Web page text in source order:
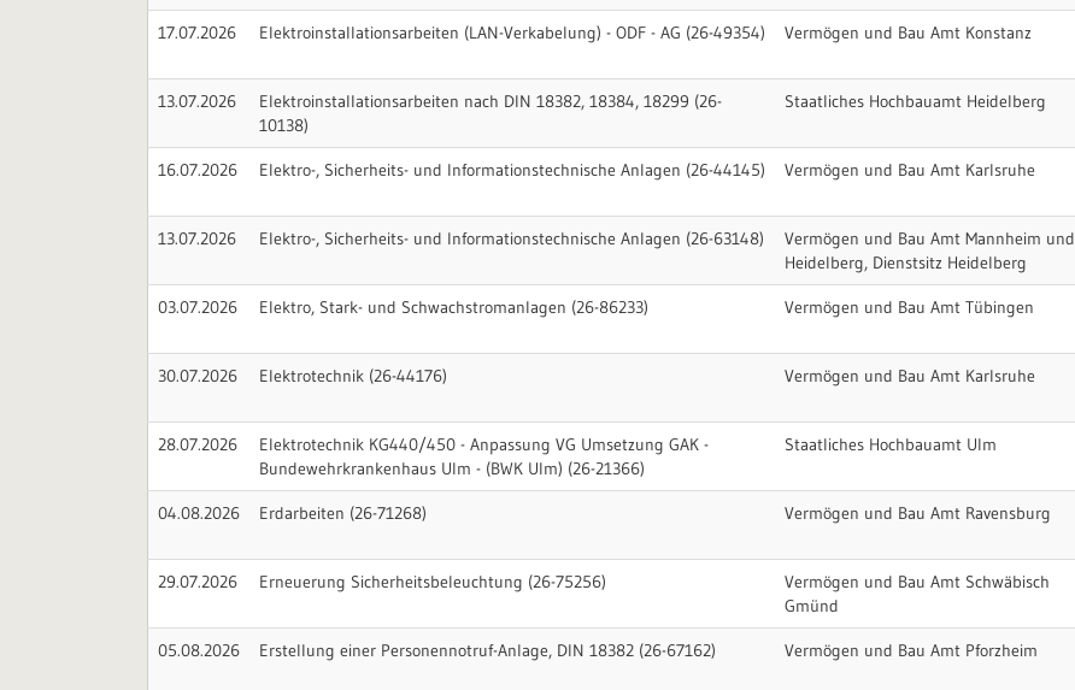
17.07.2026 Elektroinstallationsarbeiten (LAN-Verkabelung) - ODF - AG (26-49354) Vermögen und Bau Amt Konstanz
13.07.2026
Elektroinstallationsarbeiten nach DIN 18382, 18384, 18299 (26-
10138)
Staatliches Hochbauamt Heidelberg
16.07.2026 Elektro-, Sicherheits- und Informationstechnische Anlagen (26-44145) Vermögen und Bau Amt Karlsruhe
13.07.2026 Elektro-, Sicherheits- und Informationstechnische Anlagen (26-63148)
Vermögen und Bau Amt Mannheim und
Heidelberg, Dienstsitz Heidelberg
03.07.2026 Elektro, Stark- und Schwachstromanlagen (26-86233) Vermögen und Bau Amt Tübingen
30.07.2026 Elektrotechnik (26-44176) Vermögen und Bau Amt Karlsruhe
28.07.2026
Elektrotechnik KG440/450 - Anpassung VG Umsetzung GAK -
Bundewehrkrankenhaus Ulm - (BWK Ulm) (26-21366)
Staatliches Hochbauamt Ulm
04.08.2026 Erdarbeiten (26-71268) Vermögen und Bau Amt Ravensburg
29.07.2026 Erneuerung Sicherheitsbeleuchtung (26-75256)
Vermögen und Bau Amt Schwäbisch
Gmünd
05.08.2026 Erstellung einer Personennotruf-Anlage, DIN 18382 (26-67162) Vermögen und Bau Amt Pforzheim